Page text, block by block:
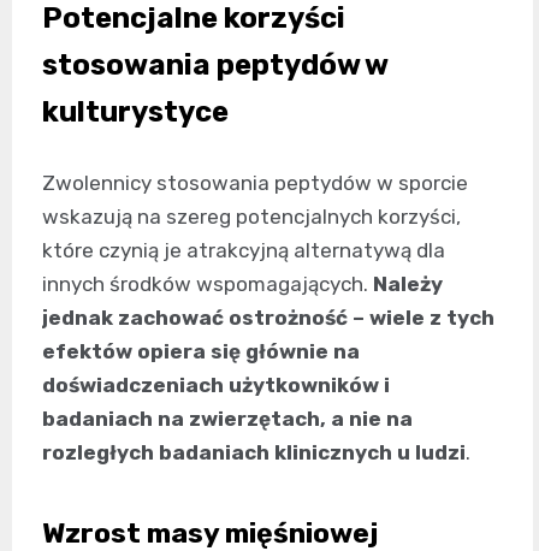
Potencjalne korzyści
stosowania peptydów w
kulturystyce
Zwolennicy stosowania peptydów w sporcie
wskazują na szereg potencjalnych korzyści,
które czynią je atrakcyjną alternatywą dla
innych środków wspomagających. Należy
jednak zachować ostrożność – wiele z tych
efektów opiera się głównie na
doświadczeniach użytkowników i
badaniach na zwierzętach, a nie na
rozległych badaniach klinicznych u ludzi.
Wzrost masy mięśniowej